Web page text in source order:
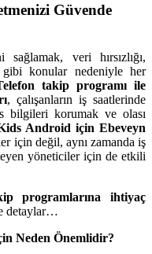
Güvende
veri hırsızlığı,
konular nedeniyle her
takip programı ile
, çalışanların iş saatlerinde
bilgileri korumak ve olası
Android için Ebeveyn
için değil, aynı zamanda iş
yöneticiler için de etkili
programlarına ihtiyaç
detaylar…
Neden Önemlidir?